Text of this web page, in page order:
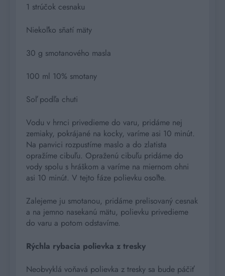
1 strúčok cesnaku
Niekoľko sňatí mäty
30 g smotanového masla
100 ml 10% smotany
Soľ podľa chuti
Vodu v hrnci privedieme do varu, pridáme nej
zemiaky, pokrájané na kocky, varíme asi 10 minút.
Na panvici rozpustíme maslo a do zlatista
opražíme cibuľu. Opraženú cibuľu pridáme do
vody spolu s hráškom a varíme na miernom ohni
asi 10 minút. V tejto fáze polievku osoľte.
Zalejeme ju smotanou, pridáme prelisovaný cesnak
a na jemno nasekanú mätu, polievku privedieme
do varu a potom odstavíme.
Rýchla rybacia polievka z tresky
Neobvyklá voňavá polievka z tresky sa bude páčiť